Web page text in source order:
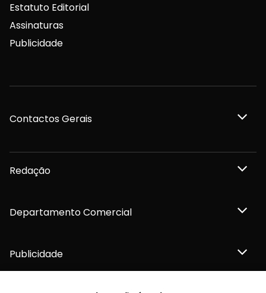
Estatuto Editorial
Assinaturas
Publicidade
Contactos Gerais
Redação
Departamento Comercial
Publicidade